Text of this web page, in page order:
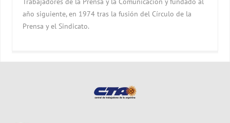
año siguiente, en 1974 tras la fusión del Círculo de la
Prensa y el Sindicato.